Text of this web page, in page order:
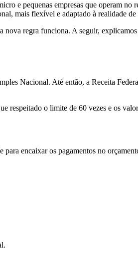
e pequenas empresas que operam
mais flexível e adaptado à realidade
regra funciona. A seguir,
Nacional. Até então, a Receita
respeitado o limite de 60 vezes e os
encaixar os pagamentos no